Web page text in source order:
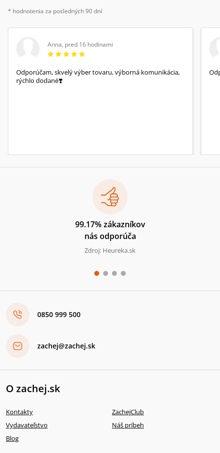
* hodnotenia za posledných 90 dní
Anna, pred 16 hodinami
Odporúčam, skvelý výber tovaru, výborná komunikácia,
rýchlo dodané❣️
99.17% zákazníkov
nás odporúča
Zdroj: Heureka.sk
0850 999 500
zachej@zachej.sk
O zachej.sk
Kontakty
ZachejClub
Vydavateľstvo
Náš príbeh
Blog